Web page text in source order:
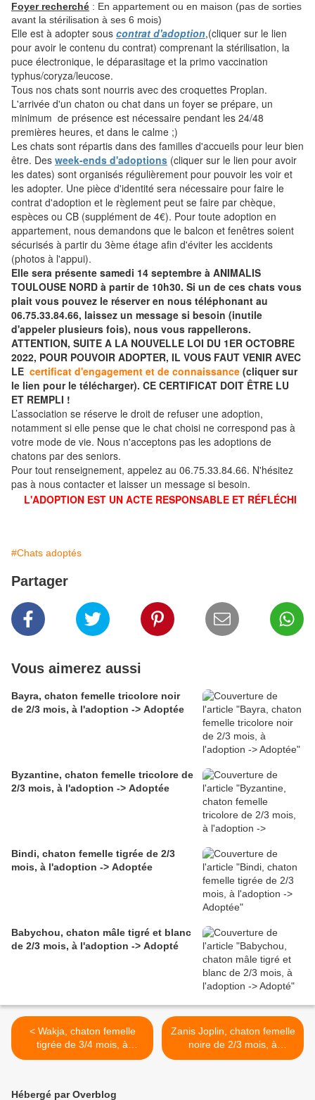
Foyer recherché : En appartement ou en maison (pas de sorties
avant la stérilisation à ses 6 mois)
Elle est à adopter sous contrat d'adoption,(cliquer sur le lien
pour avoir le contenu du contrat) comprenant la stérilisation, la
puce électronique, le déparasitage et la primo vaccination
typhus/coryza/leucose.
Tous nos chats sont nourris avec des croquettes Proplan.
L'arrivée d'un chaton ou chat dans un foyer se prépare, un
minimum de présence est nécessaire pendant les 24/48
premières heures, et dans le calme ;)
Les chats sont répartis dans des familles d'accueils pour leur bien
être. Des week-ends d'adoptions (cliquer sur le lien pour avoir
les dates) sont organisés régulièrement pour pouvoir les voir et
les adopter. Une pièce d'identité sera nécessaire pour faire le
contrat d'adoption et le règlement peut se faire par chèque,
espèces ou CB (supplément de 4€). Pour toute adoption en
appartement, nous demandons que le balcon et fenêtres soient
sécurisés à partir du 3ème étage afin d'éviter les accidents
(photos à l'appui).
Elle sera présente samedi 14 septembre à ANIMALIS
TOULOUSE NORD à partir de 10h30. Si un de ces chats vous
plait vous pouvez le réserver en nous téléphonant au
06.75.33.84.66, laissez un message si besoin (inutile
d'appeler plusieurs fois), nous vous rappellerons.
ATTENTION, SUITE A LA NOUVELLE LOI DU 1ER OCTOBRE
2022, POUR POUVOIR ADOPTER, IL VOUS FAUT VENIR AVEC
LE certificat d'engagement et de connaissance (cliquer sur
le lien pour le télécharger). CE CERTIFICAT DOIT ÊTRE LU
ET REMPLI !
L’association se réserve le droit de refuser une adoption,
notamment si elle pense que le chat choisi ne correspond pas à
votre mode de vie. Nous n'acceptons pas les adoptions de
chatons par des seniors.
Pour tout renseignement, appelez au 06.75.33.84.66. N'hésitez
pas à nous contacter et laisser un message si besoin.
L'ADOPTION EST UN ACTE RESPONSABLE ET RÉFLÉCHI
#Chats adoptés
Partager
Vous aimerez aussi
Bayra, chaton femelle tricolore noir
de 2/3 mois, à l'adoption -> Adoptée
Byzantine, chaton femelle tricolore de
2/3 mois, à l'adoption -> Adoptée
Bindi, chaton femelle tigrée de 2/3
mois, à l'adoption -> Adoptée
Babychou, chaton mâle tigré et blanc
de 2/3 mois, à l'adoption -> Adopté
< Wakja, chaton femelle
tigrée de 3/4 mois, à
l'adoption -> adoptée
Zanis Joplin, chaton femelle
noire de 2/3 mois, à
l'adoption -> adoptée >
Hébergé par Overblog